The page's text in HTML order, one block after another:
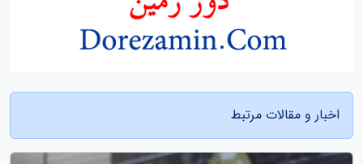
اخبار و مقالات مرتبط